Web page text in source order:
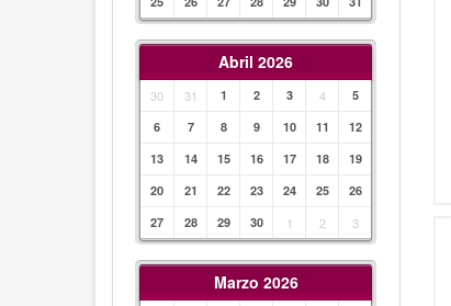
Abril 2026
30 31 1 2 3 4
5
6
7 8 9 10 11
12
13
14 15 16 17 18
19
20
21 22 23 24 25
26
27
28 29 30 1 2 3
Marzo 2026